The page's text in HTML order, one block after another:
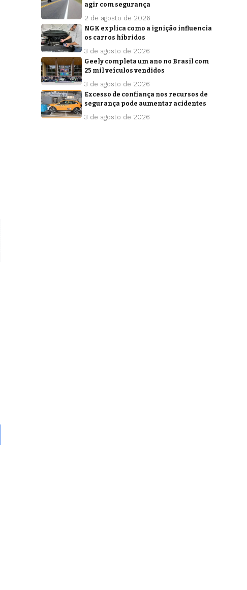
agir com segurança
2 de agosto de 2026
NGK explica como a ignição influencia
os carros híbridos
3 de agosto de 2026
Geely completa um ano no Brasil com
25 mil veículos vendidos
3 de agosto de 2026
Excesso de confiança nos recursos de
segurança pode aumentar acidentes
3 de agosto de 2026